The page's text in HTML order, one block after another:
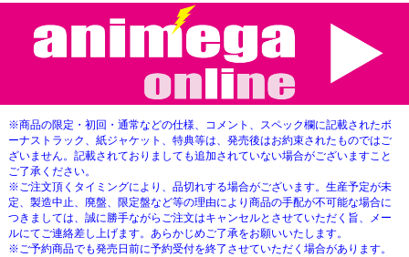
※商品の限定・初回・通常などの仕様、コメント、スペック欄に記載されたボ
ーナストラック、紙ジャケット、特典等は、発売後はお約束されたものではご
ざいません。記載されておりましても追加されていない場合がございますこと
ご了承ください。
※ご注文頂くタイミングにより、品切れする場合がございます。生産予定が未
定、製造中止、廃盤、限定盤など等の理由により商品の手配が不可能な場合に
つきましては、誠に勝手ながらご注文はキャンセルとさせていただく旨、メー
ルにてご連絡差し上げます。あらかじめご了承をお願いいたします。
※ご予約商品でも発売日前に予約受付を終了させていただく場合があります。